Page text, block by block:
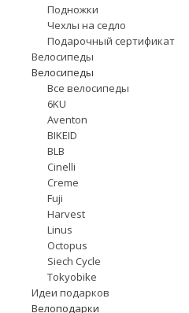
Подножки
Чехлы на седло
Подарочный сертификат
Велосипеды
Велосипеды
Все велосипеды
6KU
Aventon
BIKEID
BLB
Cinelli
Creme
Fuji
Harvest
Linus
Octopus
Siech Cycle
Tokyobike
Идеи подарков
Велоподарки